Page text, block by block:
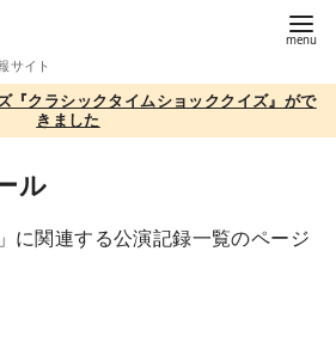
サイト
『クラシックタイムショッククイズ』がで
きました
ル
に関連する公演記録一覧のページ